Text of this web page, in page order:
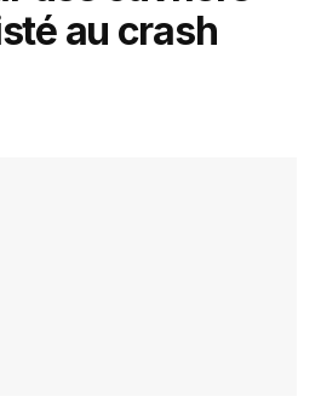
au crash